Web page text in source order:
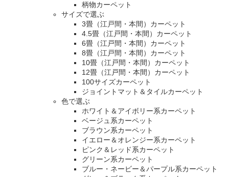
柄物カーペット
サイズで選ぶ
3畳（江戸間・本間）カーペット
4.5畳（江戸間・本間）カーペット
6畳（江戸間・本間）カーペット
8畳（江戸間・本間）カーペット
10畳（江戸間・本間）カーペット
12畳（江戸間・本間）カーペット
100サイズカーペット
ジョイントマット＆タイルカーペット
色で選ぶ
ホワイト＆アイボリー系カーペット
ベージュ系カーペット
ブラウン系カーペット
イエロー＆オレンジー系カーペット
ピンク＆レッド系カーペット
グリーン系カーペット
ブルー・ネービー＆パープル系カーペット